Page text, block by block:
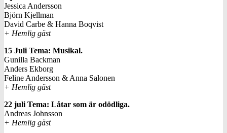
Jessica Andersson
Björn Kjellman
David Carbe & Hanna Boqvist
+ Hemlig gäst
15 Juli Tema: Musikal.
Gunilla Backman
Anders Ekborg
Feline Andersson & Anna Salonen
+ Hemlig gäst
22 juli Tema: Låtar som är odödliga.
Andreas Johnsson
+ Hemlig gäst